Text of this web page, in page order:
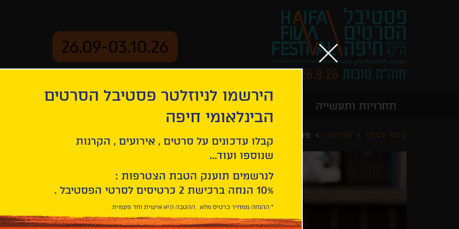
26.09-03.10.26
תחרויות ותעשייה
עמוד הבית פנורמה פטר פון קאנט
הירשמו לניוזלטר פסטיבל הסרטים
הבינלאומי חיפה
קבלו עדכונים על סרטים , אירועים , הקרנות
שנוספו ועוד...
לנרשמים תוענק הטבת הצטרפות :
10% הנחה ברכישת 2 כרטיסים לסרטי הפסטיבל .
* ההנחה ממחיר כרטיס מלא . ההטבה היא אישית וחד פעמית .